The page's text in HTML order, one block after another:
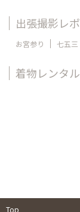
出張撮影レ
お宮参り 七五三
着物レンタル
Top